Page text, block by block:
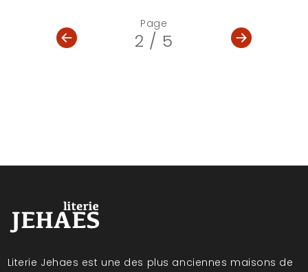
Page
2 / 5
Literie Jehaes est une des plus anciennes maisons de